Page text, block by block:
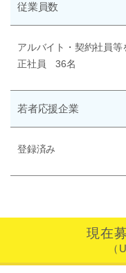
従業員数
アルバイト・契約社員
正社員 36名
若者応援企業
登録済み
現在
（